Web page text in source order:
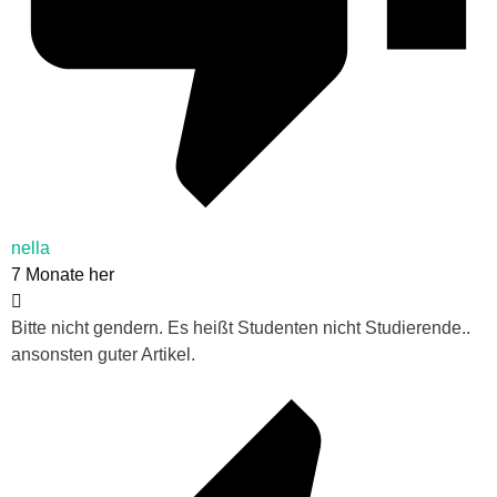
nella
7 Monate her
Bitte nicht gendern. Es heißt Studenten nicht Studierende..
ansonsten guter Artikel.